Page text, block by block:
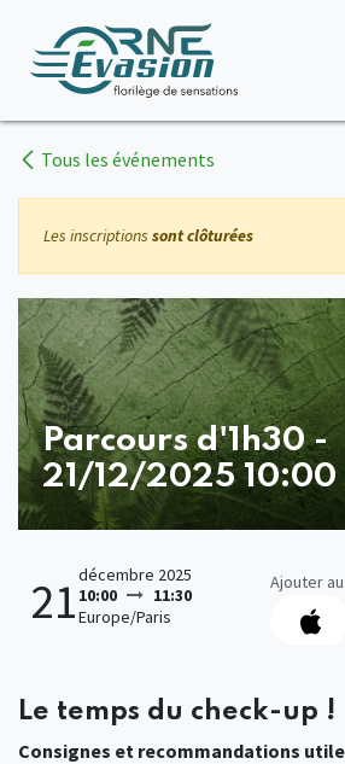
Tous les événements
Les inscriptions sont clôturées
Parcours d'1h30 -
21/12/2025 10:00
21décembre 2025
10:00
11:30
Europe/Paris
Ajouter
Le temps du check-up !
Consignes et recommandations